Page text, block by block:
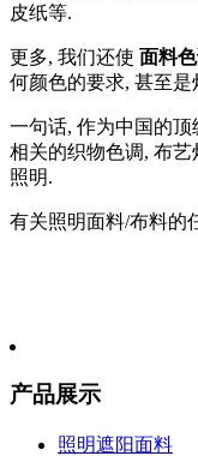
皮纸等.
更多, 我们还使 面料
何颜色的要求, 甚至
一句话, 作为中国的
相关的织物色调, 布
照明.
有关照明面料/布料的
产品展示
照明遮阳面料